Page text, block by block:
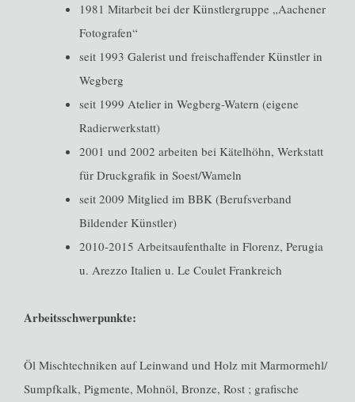
1981 Mitarbeit bei der Künstlergruppe „Aachener
Fotografen“
seit 1993 Galerist und freischaffender Künstler in
Wegberg
seit 1999 Atelier in Wegberg-Watern (eigene
Radierwerkstatt)
2001 und 2002 arbeiten bei Kätelhöhn, Werkstatt
für Druckgrafik in Soest/Wameln
seit 2009 Mitglied im BBK (Berufsverband
Bildender Künstler)
2010-2015 Arbeitsaufenthalte in Florenz, Perugia
u. Arezzo Italien u. Le Coulet Frankreich
Arbeitsschwerpunkte:
Öl Mischtechniken auf Leinwand und Holz mit Marmormehl/
Sumpfkalk, Pigmente, Mohnöl, Bronze, Rost ; grafische